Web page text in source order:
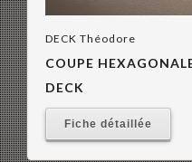
DECK Théodore
COUPE
DECK
Fiche détaillée